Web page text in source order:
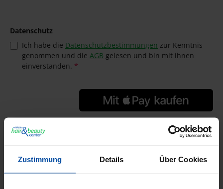
Zustimmung Details Über Cookies
Datenschutz
Ich habe die Datenschutzbestimmungen zur Kenntnis
genommen und die AGB gelesen und bin mit ihnen
einverstanden. *
GTIN/EAN:
4305162260115
Rondo
Herstellernummer:
26011